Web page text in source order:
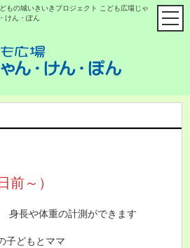
もの城いきいきプロジェクト こども広場じゃ
けん・ぽん
前～）
や体重の計測ができます
子どもとママ